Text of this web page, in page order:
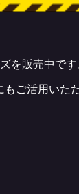
を販売中で
ご活用いた